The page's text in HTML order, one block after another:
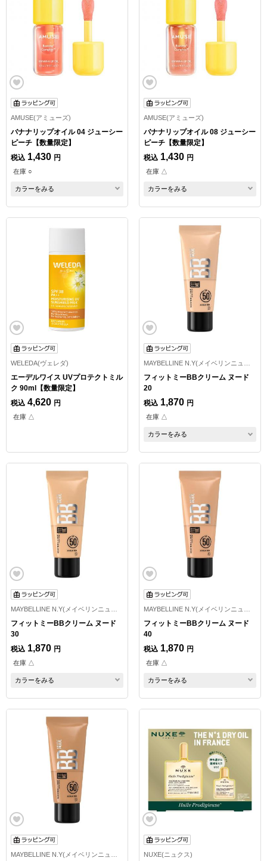
AMUSE(アミューズ)
バナナリップオイル 04 ジューシー
ピーチ【数量限定】
税込 1,430 円
在庫 ○
カラーをみる
AMUSE(アミューズ)
バナナリップオイル 08 ジューシー
ピーチ【数量限定】
税込 1,430 円
在庫 △
カラーをみる
WELEDA(ヴェレダ)
エーデルワイス UVプロテクトミル
ク 90ml【数量限定】
税込 4,620 円
在庫 △
フィットミーBBクリーム ヌード
20
税込 1,870 円
在庫 △
カラーをみる
フィットミーBBクリーム ヌード
30
税込 1,870 円
在庫 △
カラーをみる
フィットミーBBクリーム ヌード
40
税込 1,870 円
在庫 △
カラーをみる
NUXE(ニュクス)